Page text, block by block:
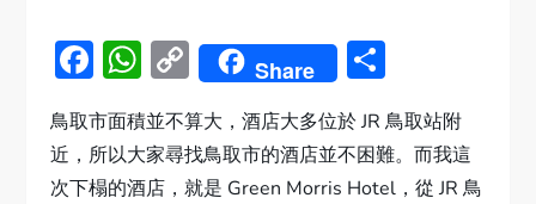
Facebook
WhatsApp
Copy
Link
Share
鳥取市面積並不算大，酒店大多位於 JR 鳥取站附
近，所以大家尋找鳥取市的酒店並不困難。而我這
次下榻的酒店，就是 Green Morris Hotel，從 JR 鳥